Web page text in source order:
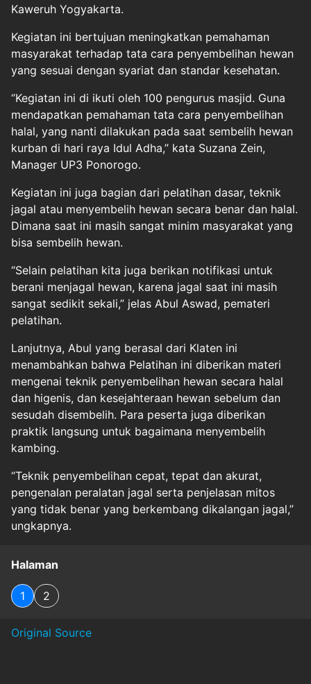
Kaweruh Yogyakarta.
Kegiatan ini bertujuan meningkatkan pemahaman
masyarakat terhadap tata cara penyembelihan hewan
yang sesuai dengan syariat dan standar kesehatan.
“Kegiatan ini di ikuti oleh 100 pengurus masjid. Guna
mendapatkan pemahaman tata cara penyembelihan
halal, yang nanti dilakukan pada saat sembelih hewan
kurban di hari raya Idul Adha,” kata Suzana Zein,
Manager UP3 Ponorogo.
Kegiatan ini juga bagian dari pelatihan dasar, teknik
jagal atau menyembelih hewan secara benar dan halal.
Dimana saat ini masih sangat minim masyarakat yang
bisa sembelih hewan.
“Selain pelatihan kita juga berikan notifikasi untuk
berani menjagal hewan, karena jagal saat ini masih
sangat sedikit sekali,” jelas Abul Aswad, pemateri
pelatihan.
Lanjutnya, Abul yang berasal dari Klaten ini
menambahkan bahwa Pelatihan ini diberikan materi
mengenai teknik penyembelihan hewan secara halal
dan higenis, dan kesejahteraan hewan sebelum dan
sesudah disembelih. Para peserta juga diberikan
praktik langsung untuk bagaimana menyembelih
kambing.
“Teknik penyembelihan cepat, tepat dan akurat,
pengenalan peralatan jagal serta penjelasan mitos
yang tidak benar yang berkembang dikalangan jagal,”
ungkapnya.
Halaman
1 2
Original Source